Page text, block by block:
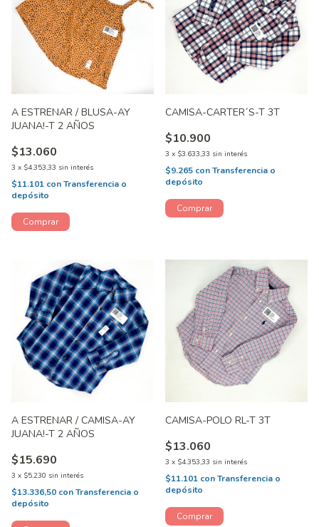
A ESTRENAR / BLUSA-AY
JUANA!-T 2 AÑOS
$13.060
3 x $4.353,33 sin interés
$11.101 conTransferencia o
depósito
CAMISA-CARTER´S-T 3T
$10.900
3 x $3.633,33 sin interés
$9.265 conTransferencia o
depósito
A ESTRENAR / CAMISA-AY
JUANA!-T 2 AÑOS
$15.690
3 x $5.230 sin interés
$13.336,50 conTransferencia o
depósito
CAMISA-POLO RL-T 3T
$13.060
3 x $4.353,33 sin interés
$11.101 conTransferencia o
depósito